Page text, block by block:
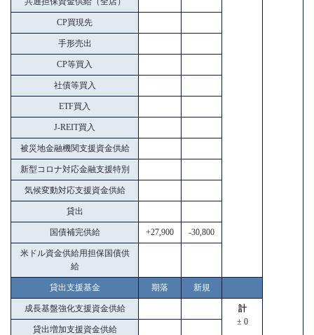
CP買現先
手形売出
CP等買入
社債等買入
ETF買入
J-REIT買入
被災地金融機関支援資金供給
新型コロナ対応金融支援特別
気候変動対応支援資金供給
貸出
国債補完供給 +27,900 -30,800
米ドル資金供給用担保国債供
給
貸出支援基金 期落 新規
成長基盤強化支援資金供給
計
± 0
貸出増加支援資金供給